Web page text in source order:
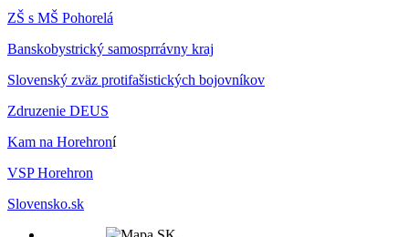
ZŠ s MŠ Pohorelá
Banskobystrický samosprrávny kraj
Slovenský zväz protifašistických bojovníkov
Zdruzenie DEUS
Kam na Horehroní
VSP Horehron
Slovensko.sk